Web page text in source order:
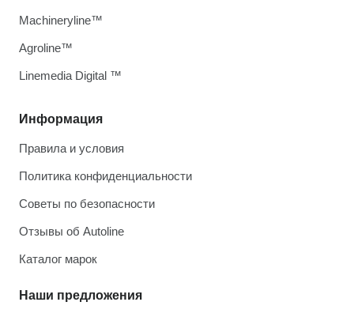
Информация
Правила и условия
Политика конфиденциальности
Советы по безопасности
Отзывы об Autoline
Каталог марок
Наши предложения
Machineryline™
Agroline™
Linemedia Digital ™